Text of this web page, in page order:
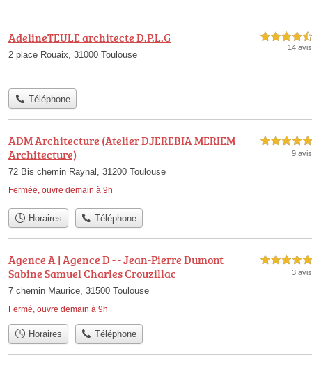
AdelineTEULE architecte D.P.L.G
2 place Rouaix, 31000 Toulouse
4,5 étoiles sur 5
14 avis
Téléphone
ADM Architecture (Atelier DJEREBIA MERIEM
Architecture)
72 Bis chemin Raynal, 31200 Toulouse
Fermée, ouvre demain à 9h
5,0 étoiles sur 5
9 avis
Horaires Téléphone
Agence A | Agence D - - Jean-Pierre Dumont
Sabine Samuel Charles Crouzillac
7 chemin Maurice, 31500 Toulouse
Fermé, ouvre demain à 9h
5,0 étoiles sur 5
3 avis
Horaires Téléphone